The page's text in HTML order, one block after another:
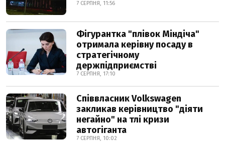
7 СЕРПНЯ, 11:56
Фігурантка "плівок Міндіча"
отримала керівну посаду в
стратегічному
держпідприємстві
7 СЕРПНЯ, 17:10
Співвласник Volkswagen
закликав керівництво "діяти
негайно" на тлі кризи
автогіганта
7 СЕРПНЯ, 10:02